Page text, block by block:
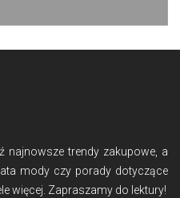
najnowsze trendy zakupowe, a
mody czy porady dotyczące
więcej. Zapraszamy do lektury!